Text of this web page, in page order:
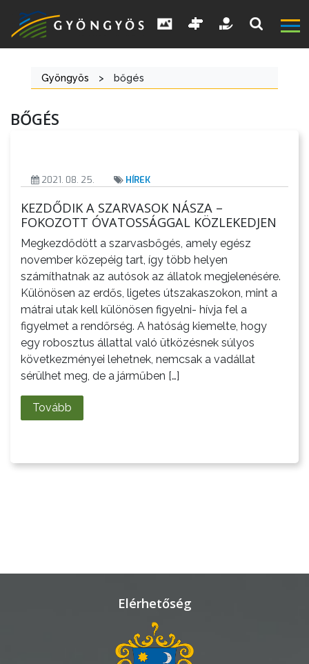
A
KIEMELT
LÁTVÁNYOSSÁGOK
VÁROS
ÉRTÉKTÁRA
VÁROSUNKRÓL
LAKOSSÁGI
INFORMÁCIÓK
KVÍZ
Gyöngyös > bőgés
BŐGÉS
2021. 08. 25. HÍREK
KEZDŐDIK A SZARVASOK NÁSZA –
FOKOZOTT ÓVATOSSÁGGAL KÖZLEKEDJEN
Megkezdődött a szarvasbőgés, amely egész
november közepéig tart, így több helyen
számíthatnak az autósok az állatok megjelenésére.
Különösen az erdős, ligetes útszakaszokon, mint a
mátrai utak kell különösen figyelni- hívja fel a
figyelmet a rendőrség. A hatóság kiemelte, hogy
egy robosztus állattal való ütközésnek súlyos
következményei lehetnek, nemcsak a vadállat
sérülhet meg, de a járműben […]
Tovább
Elérhetőség